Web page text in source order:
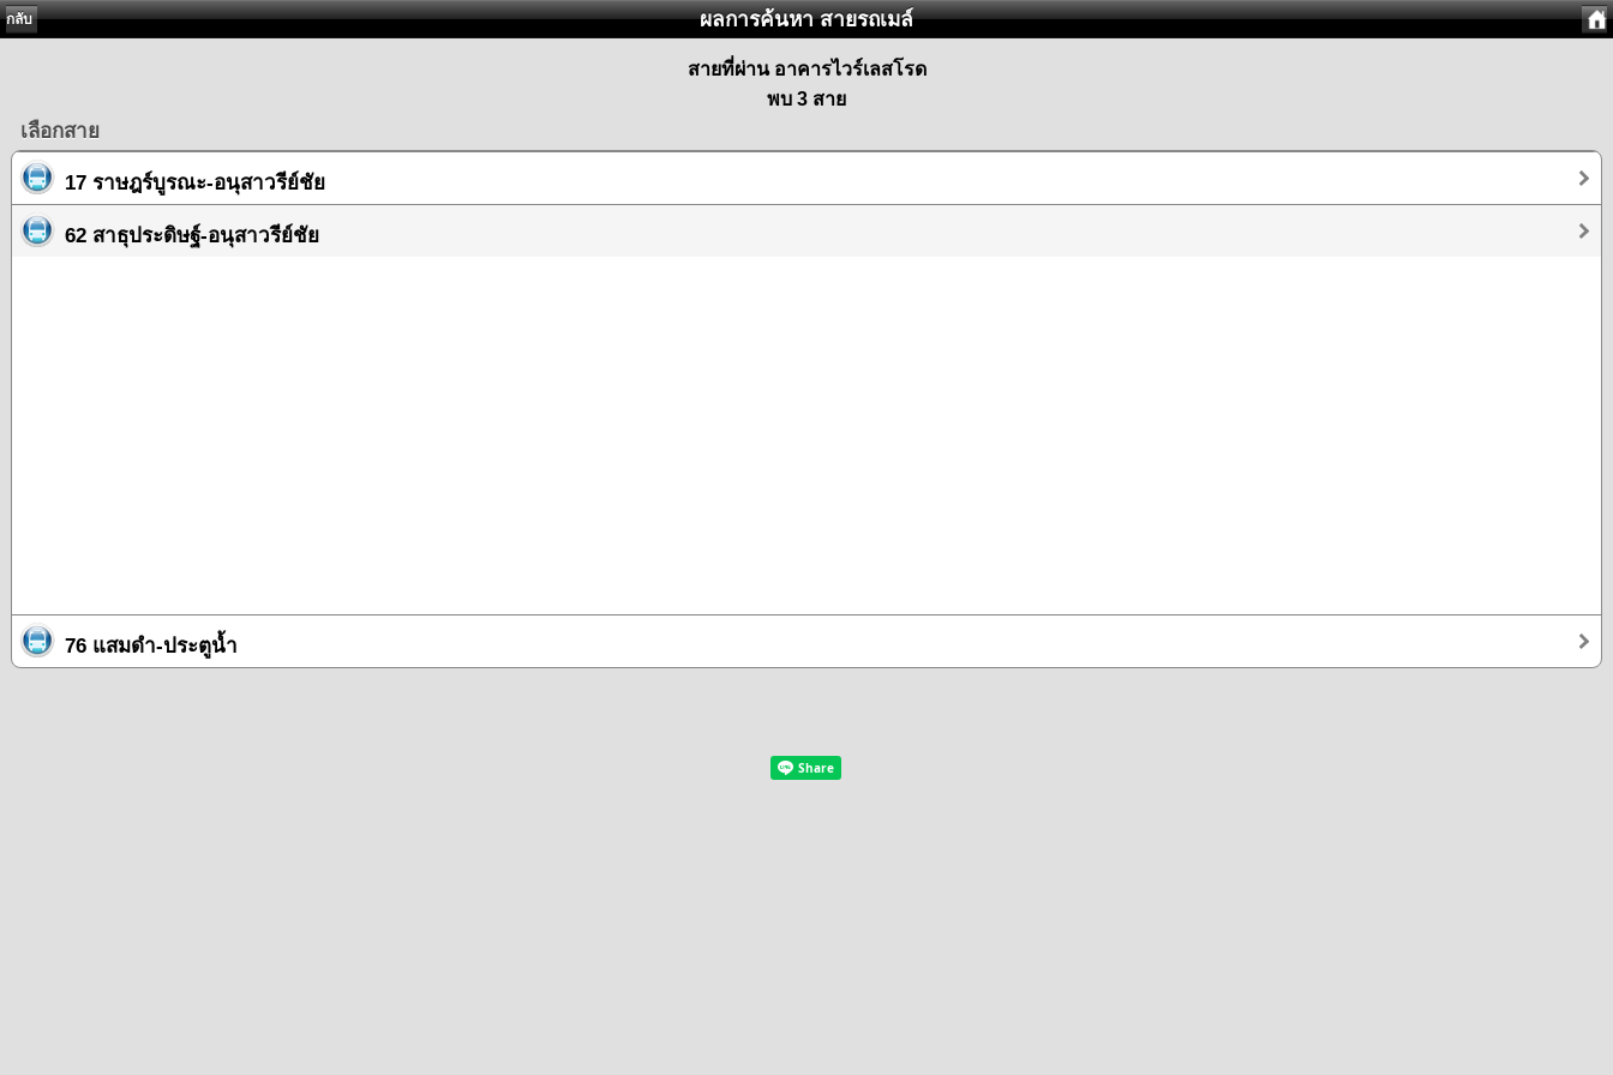
กลับ ผลการค้นหา สายรถเมล์
สายที่ผ่าน อาคารไวร์เลสโรด
พบ 3 สาย
เลือกสาย
17 ราษฎร์บูรณะ-อนุสาวรีย์ชัย
62 สาธุประดิษฐ์-อนุสาวรีย์ชัย
76 แสมดำ-ประตูน้ำ